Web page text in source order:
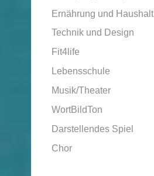
Ernährung und Haushalt
Technik und Design
Fit4life
Lebensschule
Musik/Theater
WortBildTon
Darstellendes Spiel
Chor